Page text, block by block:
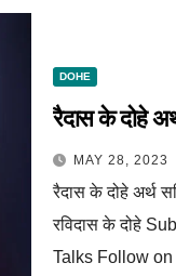
DOHE
रैदास के दोहे
MAY 28, 2023
रैदास के दोहे अर्थ
रविदास के दोहे
Talks Follow